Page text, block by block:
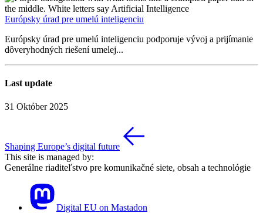
Európsky úrad pre umelú inteligenciu
Európsky úrad pre umelú inteligenciu podporuje vývoj a prijímanie
dôveryhodných riešení umelej...
Last update
31 Október 2025
Shaping Europe’s digital future
This site is managed by:
Generálne riaditeľstvo pre komunikačné siete, obsah a technológie
Digital EU on Mastadon